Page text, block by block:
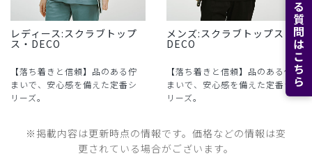
よくある質問はこちら
レディース:スクラブトップ
ス・DECO
【落ち着きと信頼】品のある佇
まいで、安心感を備えた定番シ
リーズ。
メンズ:スクラブトップス・
DECO
【落ち着きと信頼】品のある佇
まいで、安心感を備えた定番シ
リーズ。
※掲載内容は更新時点の情報です。価格などの情報は変
更されている場合がございます。